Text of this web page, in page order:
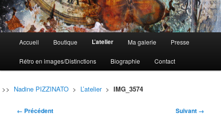
principal
Aller
au
contenu
principal
Aller
au
contenu
secondaire
Accueil Boutique L’atelier Ma galerie Presse
Rétro en images/Distinctions Biographie Contact
>> Nadine PIZZINATO > L’atelier> IMG_3574
Navigation
← Précédent Suivant →